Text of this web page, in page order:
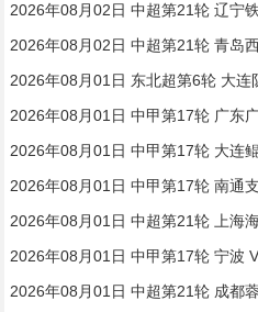
2026年08月02日 中超第21轮 辽宁
2026年08月02日 中超第21轮 青岛
2026年08月01日 东北超第6轮 大连
2026年08月01日 中甲第17轮 广东
2026年08月01日 中甲第17轮 大连
2026年08月01日 中甲第17轮 南通
2026年08月01日 中超第21轮 上海
2026年08月01日 中甲第17轮 宁波
2026年08月01日 中超第21轮 成都